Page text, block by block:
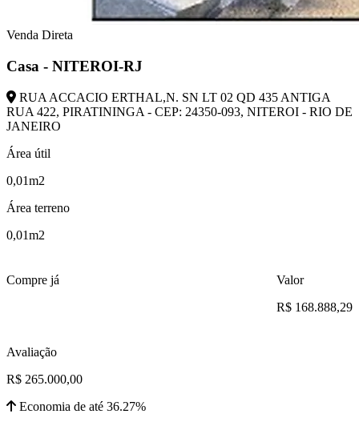
Venda Direta
Casa - NITEROI-RJ
RUA ACCACIO ERTHAL,N. SN LT 02 QD 435 ANTIGA
RUA 422, PIRATININGA - CEP: 24350-093, NITEROI - RIO DE
JANEIRO
Área útil
0,01m2
Área terreno
0,01m2
Compre já
Valor
R$ 168.888,29
Avaliação
R$ 265.000,00
Economia de até 36.27%